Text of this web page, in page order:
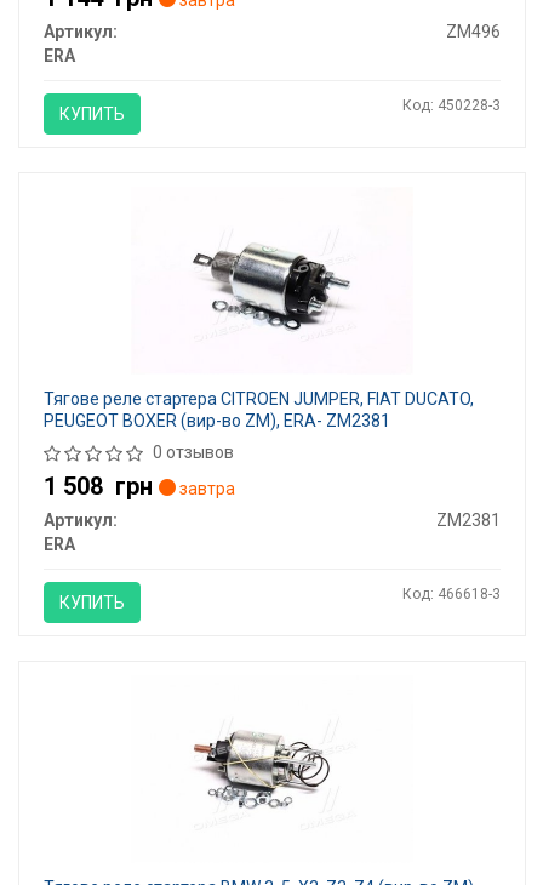
Артикул:
ZM496
ERA
КУПИТЬ Код: 450228-3
Тягове реле стартера CITROEN JUMPER, FIAT DUCATO,
PEUGEOT BOXER (вир-во ZM), ERA- ZM2381
0 отзывов
1 508 грн
завтра
Артикул:
ZM2381
ERA
КУПИТЬ Код: 466618-3